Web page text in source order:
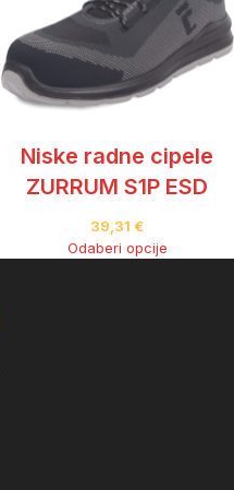
Niske radne cipele
ZURRUM S1P ESD
39,31 €
Odaberi opcije